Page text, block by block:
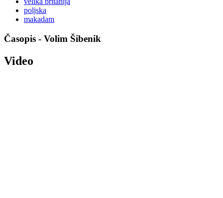
poljska
makadam
Časopis - Volim Šibenik
Video